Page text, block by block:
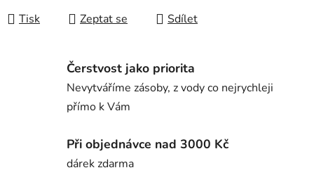
Tisk Zeptat se Sdílet
Čerstvost jako priorita
Nevytváříme zásoby, z vody co nejrychleji
přímo k Vám
Při objednávce nad 3000 Kč
dárek zdarma